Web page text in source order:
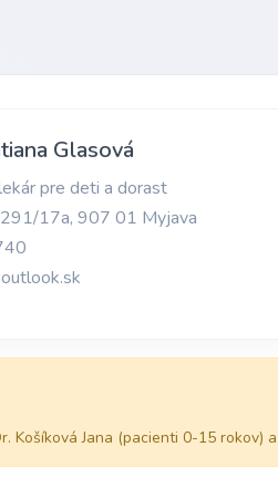
Glasová
pre deti a dorast
17a, 907 01 Myjava
Košíková Jana (pacienti 0-15